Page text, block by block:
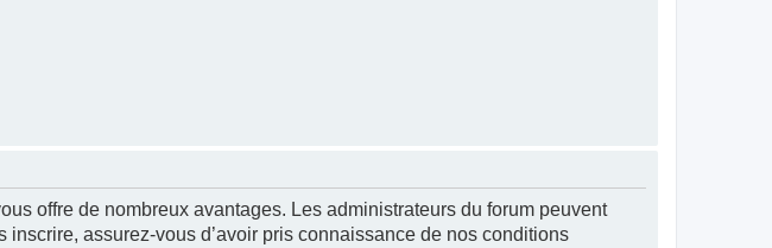
offre de nombreux avantages. Les administrateurs du forum peuvent
assurez-vous d’avoir pris connaissance de nos conditions